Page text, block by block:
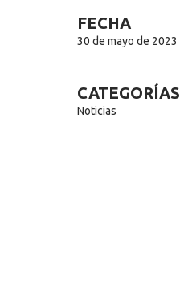
FECHA
30 de mayo de 2023
CATEGORÍAS
Noticias